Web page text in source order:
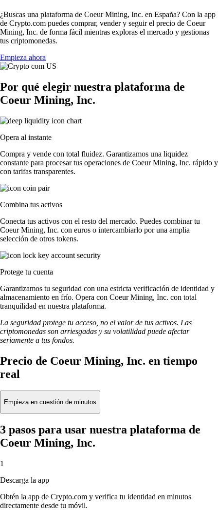
¿Buscas una plataforma de Coeur Mining, Inc. en España? Con la app
de Crypto.com puedes comprar, vender y seguir el precio de Coeur
Mining, Inc. de forma fácil mientras exploras el mercado y gestionas
tus criptomonedas.
Empieza ahora
Por qué elegir nuestra plataforma de
Coeur Mining, Inc.
Opera al instante
Compra y vende con total fluidez. Garantizamos una liquidez
constante para procesar tus operaciones de Coeur Mining, Inc. rápido y
con tarifas transparentes.
Combina tus activos
Conecta tus activos con el resto del mercado. Puedes combinar tu
Coeur Mining, Inc. con euros o intercambiarlo por una amplia
selección de otros tokens.
Protege tu cuenta
Garantizamos tu seguridad con una estricta verificación de identidad y
almacenamiento en frío. Opera con Coeur Mining, Inc. con total
tranquilidad en nuestra plataforma.
La seguridad protege tu acceso, no el valor de tus activos. Las
criptomonedas son arriesgadas y su volatilidad puede afectar
seriamente a tus fondos.
Precio de Coeur Mining, Inc. en tiempo
real
Empieza en cuestión de minutos
3 pasos para usar nuestra plataforma de
Coeur Mining, Inc.
1
Descarga la app
Obtén la app de Crypto.com y verifica tu identidad en minutos
directamente desde tu móvil.